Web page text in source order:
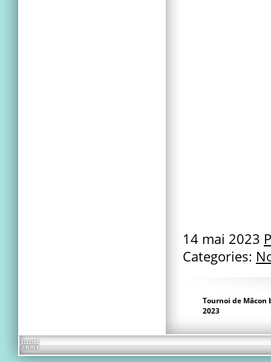
14 mai 2023
Categories:
Tournoi de
2023